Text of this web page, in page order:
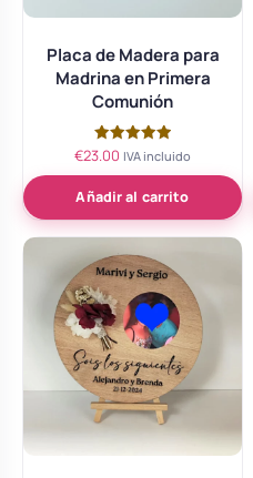
Placa de Madera para
Madrina en Primera
Comunión
Valorado
5.00
de 5
€23.00 IVA incluido
Añadir al carrito